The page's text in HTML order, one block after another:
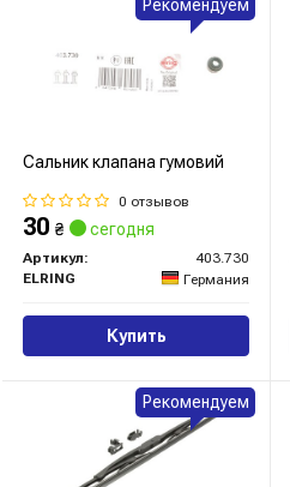
Сальник клапана гумовий
0 отзывов
30 ₴ сегодня
Артикул:
403.730
ELRING
Германия
Купить
Рекомендуем
Рекомендуем